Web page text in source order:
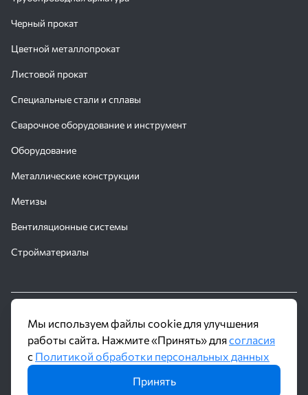
Черный прокат
Цветной металлопрокат
Листовой прокат
Специальные стали и сплавы
Сварочное оборудование и инструмент
Оборудование
Металлические конструкции
Метизы
Вентиляционные системы
Стройматериалы
© 2016 - 2026 Производственное объединение «Трубное
Решение»
Политика обработки персональных данных
Информация на сайте не является публичной офертой и носит
ознакомительный характер. Наличие, описание и цены уточняйте у
Мы используем файлы cookie для улучшения
работы сайта. Нажмите «Принять» длясогласия
с Политикой обработки персональных данных
Принять